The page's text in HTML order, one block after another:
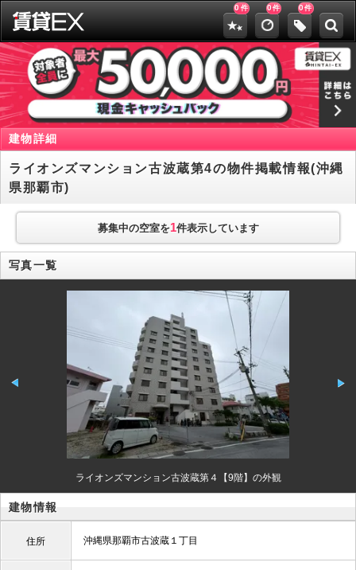
0 件 0件 0件
建物詳細
ライオンズマンション古波蔵第4の物件掲載情報(沖縄
県那覇市)
募集中の空室を1件表示しています
写真一覧
ライオンズマンション古波蔵第４【9階】の外観
建物情報
住所 沖縄県那覇市古波蔵１丁目